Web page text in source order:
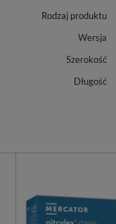
Rodzaj produktu
Wersja
Szerokość
Długość